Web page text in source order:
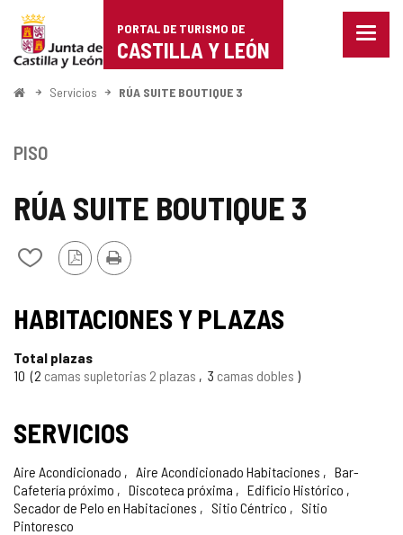
Portal
de
Turismo
Castilla
León
PORTAL DE TURISMO DE
CASTILLA Y LEÓN
Menu
InicioServicios RÚA SUITE BOUTIQUE 3
RÚA SUITE BOUTIQUE 3
Añadir/quitar
cuadernos
Versión
PDF
Imprimir
TIPO
PISO
HABITACIONES Y PLAZAS
Total plazas
10 2 camas supletorias 2 plazas 3 camas dobles
SERVICIOS
Aire Acondicionado Aire Acondicionado Habitaciones
Bar-
Cafetería próximo
Discoteca próxima
Edificio Histórico
Secador de Pelo en Habitaciones
Sitio Céntrico
Sitio
Pintoresco